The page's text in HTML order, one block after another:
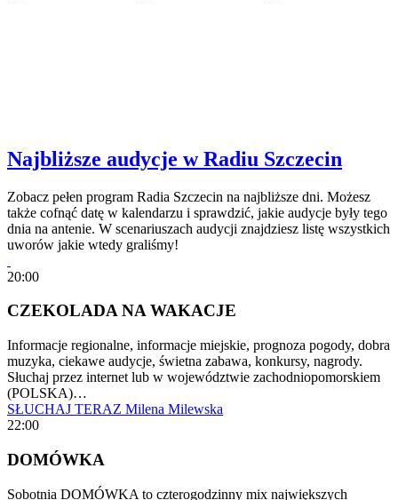
Najbliższe audycje w Radiu Szczecin
Zobacz pełen program Radia Szczecin na najbliższe dni. Możesz
także cofnąć datę w kalendarzu i sprawdzić, jakie audycje były tego
dnia na antenie. W scenariuszach audycji znajdziesz listę wszystkich
uworów jakie wtedy graliśmy!
20:00
CZEKOLADA NA WAKACJE
Informacje regionalne, informacje miejskie, prognoza pogody, dobra
muzyka, ciekawe audycje, świetna zabawa, konkursy, nagrody.
Słuchaj przez internet lub w województwie zachodniopomorskiem
(POLSKA)…
SŁUCHAJ TERAZ Milena Milewska
22:00
DOMÓWKA
Sobotnia DOMÓWKA to czterogodzinny mix największych